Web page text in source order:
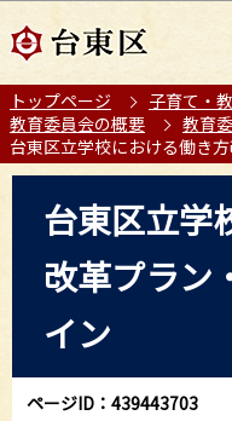
の
ー
ジ
の
この
トップページ 子育て・
教育委員会の概要
教育
台東区立学校における働き
台東区立学
改革プラン
イン
ページID：439443703